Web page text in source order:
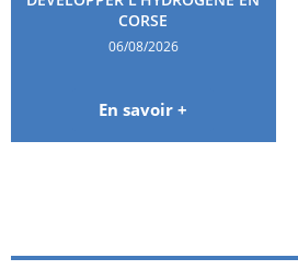
CORSE
06/08/2026
En savoir +